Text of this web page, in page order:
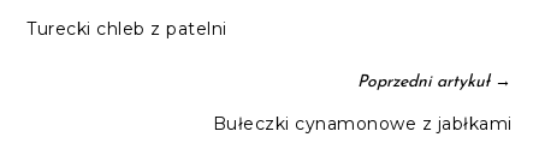
Turecki chleb z patelni
Poprzedni artykuł→
Bułeczki cynamonowe z jabłkami